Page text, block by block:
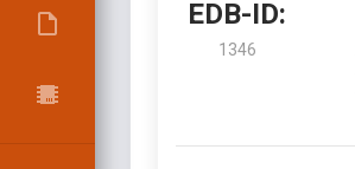
EDB-ID:
1346